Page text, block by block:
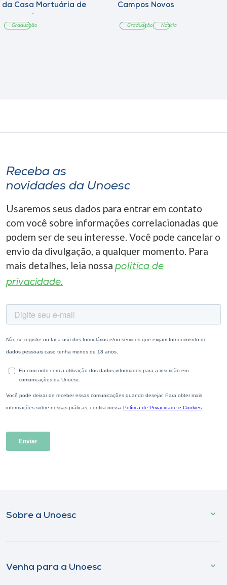
da Casa Mortuária de
Graduação
Campos Novos
Graduação Notícia
Receba as
novidades da Unoesc
Usaremos seus dados para entrar em contato
com você sobre informações correlacionadas que
podem ser de seu interesse. Você pode cancelar o
envio da divulgação, a qualquer momento. Para
mais detalhes, leia nossa política de
privacidade.
Sobre a Unoesc
Venha para a Unoesc